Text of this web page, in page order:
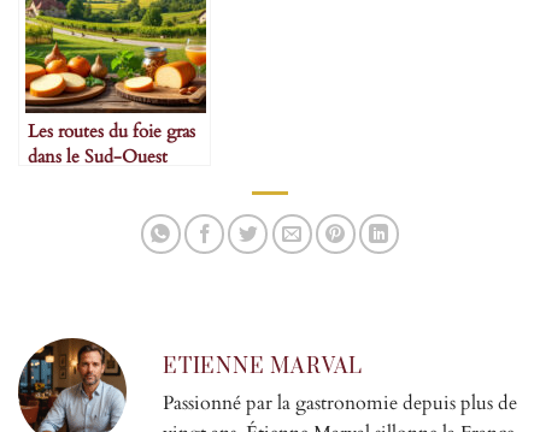
Les routes du foie gras
dans le Sud-Ouest
ETIENNE MARVAL
Passionné par la gastronomie depuis plus de